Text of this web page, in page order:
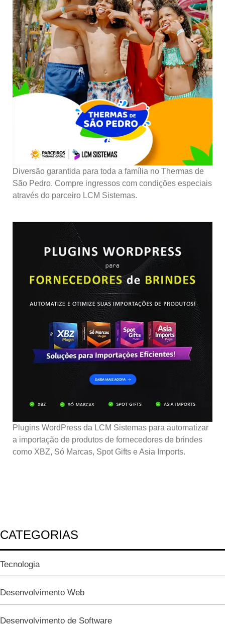
Diversão garantida para toda a família no Thermas de
São Pedro. Compre ingressos com condições especiais
através do parceiro LCM Sistemas.
Plugins WordPress da LCM Sistemas para automatizar
a importação de produtos de fornecedores de brindes
como XBZ, Só Marcas, Spot Gifts e Asia Imports.
CATEGORIAS
Tecnologia
Desenvolvimento Web
Desenvolvimento de Software